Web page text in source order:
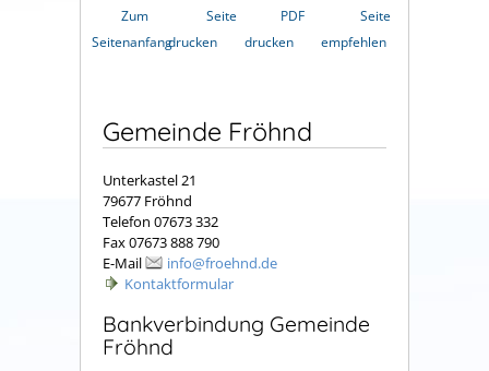
Zum
Seitenanfang
Seite
drucken
PDF
drucken
Seite
empfehlen
Gemeinde Fröhnd
Unterkastel 21
79677 Fröhnd
Telefon 07673 332
Fax 07673 888 790
E-Mail
info@froehnd.de
Kontaktformular
Bankverbindung Gemeinde
Fröhnd